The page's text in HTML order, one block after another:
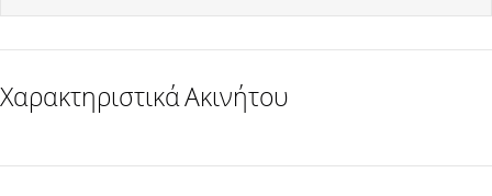
Χαρακτηριστικά Ακινήτου